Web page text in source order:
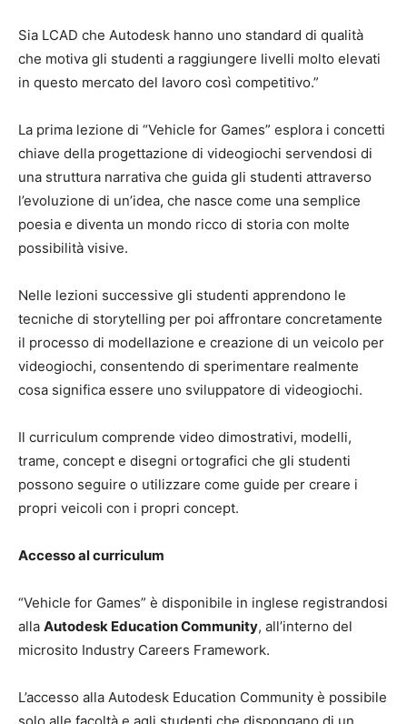
Sia LCAD che Autodesk hanno uno standard di qualità
che motiva gli studenti a raggiungere livelli molto elevati
in questo mercato del lavoro così competitivo.”
La prima lezione di “Vehicle for Games” esplora i concetti
chiave della progettazione di videogiochi servendosi di
una struttura narrativa che guida gli studenti attraverso
l’evoluzione di un’idea, che nasce come una semplice
poesia e diventa un mondo ricco di storia con molte
possibilità visive.
Nelle lezioni successive gli studenti apprendono le
tecniche di storytelling per poi affrontare concretamente
il processo di modellazione e creazione di un veicolo per
videogiochi, consentendo di sperimentare realmente
cosa significa essere uno sviluppatore di videogiochi.
Il curriculum comprende video dimostrativi, modelli,
trame, concept e disegni ortografici che gli studenti
possono seguire o utilizzare come guide per creare i
propri veicoli con i propri concept.
Accesso al curriculum
“Vehicle for Games” è disponibile in inglese registrandosi
alla Autodesk Education Community, all’interno del
microsito Industry Careers Framework.
L’accesso alla Autodesk Education Community è possibile